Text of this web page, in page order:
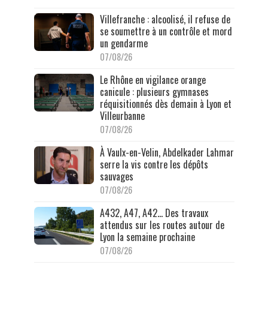
Villefranche : alcoolisé, il refuse de
se soumettre à un contrôle et mord
un gendarme
07/08/26
Le Rhône en vigilance orange
canicule : plusieurs gymnases
réquisitionnés dès demain à Lyon et
Villeurbanne
07/08/26
À Vaulx-en-Velin, Abdelkader Lahmar
serre la vis contre les dépôts
sauvages
07/08/26
A432, A47, A42… Des travaux
attendus sur les routes autour de
Lyon la semaine prochaine
07/08/26